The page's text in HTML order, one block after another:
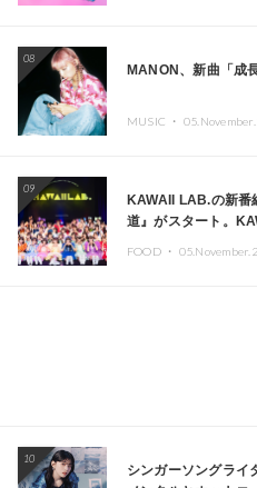
08
MANON、新曲「成
MUSIC ・
09
KAWAII LAB.の新
道』がスタート。
FOOD ・
10
シンガーソングライ